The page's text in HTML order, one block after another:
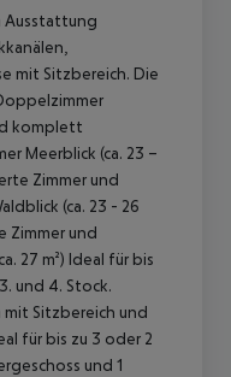
Ausstattung
mit Sitzbereich. Die
komplett
Meerblick (ca. 23 –
Zimmer und
(ca. 23 - 26
Zimmer und
27 m²) Ideal für bis
und 4. Stock.
mit Sitzbereich und
für bis zu 3 oder 2
und 1